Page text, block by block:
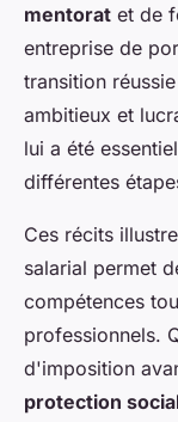
mentorat et de
entreprise de
transition
ambitieux et
lui a été
différentes
Ces récits
salarial permet
compétences
professionnels.
d'imposition
protection